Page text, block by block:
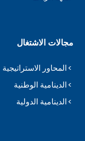
مجالات الاشتغال
المحاور الاستراتيجية
الدينامية الوطنية
الدينامية الدولية